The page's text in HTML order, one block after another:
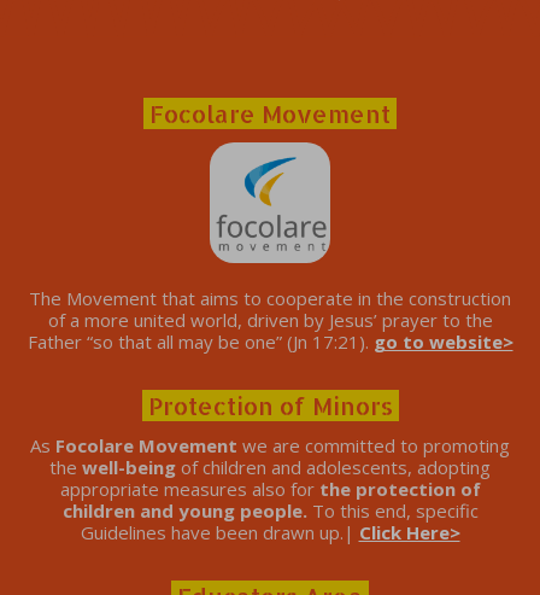
Focolare Movement
The Movement that aims to cooperate in the construction
of a more united world, driven by Jesus’ prayer to the
Father “so that all may be one” (Jn 17:21). go to website>
Protection of Minors
As Focolare Movement we are committed to promoting
the well-being of children and adolescents, adopting
appropriate measures also for the protection of
children and young people. To this end, specific
Guidelines have been drawn up.| Click Here>